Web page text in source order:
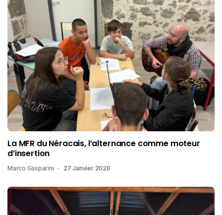
La MFR du Néracais, l’alternance comme moteur
d’insertion
Marco Gasparini 27 Janvier 2026